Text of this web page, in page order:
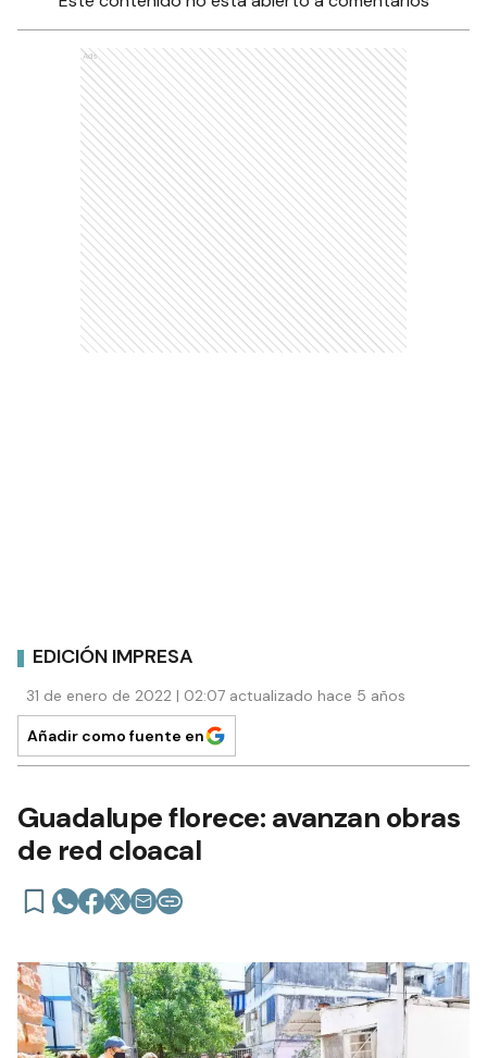
Ads
EDICIÓN IMPRESA
31 de enero de 2022 | 02:07 actualizado hace 5 años
Añadir como fuente en
Guadalupe florece: avanzan obras
de red cloacal